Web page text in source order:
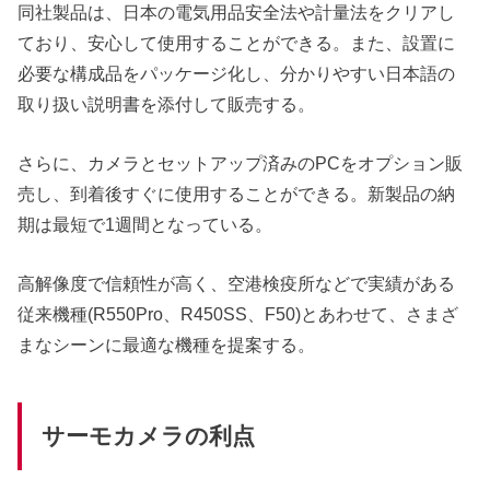
同社製品は、日本の電気用品安全法や計量法をクリアし
ており、安心して使用することができる。また、設置に
必要な構成品をパッケージ化し、分かりやすい日本語の
取り扱い説明書を添付して販売する。
さらに、カメラとセットアップ済みのPCをオプション販
売し、到着後すぐに使用することができる。新製品の納
期は最短で1週間となっている。
高解像度で信頼性が高く、空港検疫所などで実績がある
従来機種(R550Pro、R450SS、F50)とあわせて、さまざ
まなシーンに最適な機種を提案する。
サーモカメラの利点